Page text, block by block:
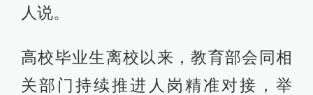
人说。
高校毕业生离校以来，教育部会同相
关部门持续推进人岗精准对接，举